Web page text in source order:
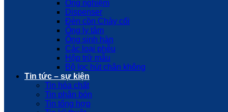
Ống nghiệm
Dispenser
Đèn cồn Chày cối
Ống ly tâm
Ống sinh hàn
Các loại phễu
Hộp trữ mẫu
Bộ lọc hút chân không
Tin tức – sự kiện
Tin hóa chất
Tin phân bón
Tin tổng hợp